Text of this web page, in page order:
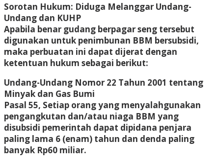
Sorotan Hukum: Diduga Melanggar Undang-
Undang dan KUHP
Apabila benar gudang berpagar seng tersebut
digunakan untuk penimbunan BBM bersubsidi,
maka perbuatan ini dapat dijerat dengan
ketentuan hukum sebagai berikut:
Undang-Undang Nomor 22 Tahun 2001 tentang
Minyak dan Gas Bumi
Pasal 55, Setiap orang yang menyalahgunakan
pengangkutan dan/atau niaga BBM yang
disubsidi pemerintah dapat dipidana penjara
paling lama 6 (enam) tahun dan denda paling
banyak Rp60 miliar.